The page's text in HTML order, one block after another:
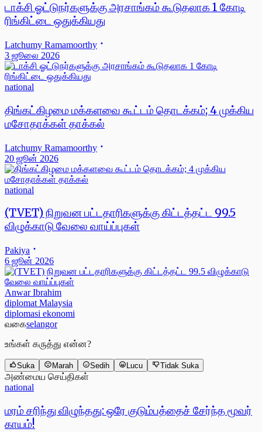
டாக்சி ஓட்டுநர்களுக்கு அரசாங்கம் கூடுதலாக 1 கோடி
ரிங்கிட்டை ஒதுக்கியது
Latchumy Ramamoorthy
3 ஜூலை 2026
national
திங்கட்கிழமை மக்களவை கூட்டம் தொடக்கம்; 4 முக்கிய
மசோதாக்கள் தாக்கல்
Latchumy Ramamoorthy
20 ஜூன் 2026
national
(TVET) நிறுவன பட்டதாரிகளுக்கு கிட்டத்தட்ட 99.5
விழுக்காடு வேலை வாய்ப்புகள்
Pakiya
6 ஜூன் 2026
Anwar Ibrahim
diplomat Malaysia
diplomasi ekonomi
வகைselangor
உங்கள் கருத்து என்ன?
Suka Marah Sedih Lucu Tidak Suka
அண்மைய செய்திகள்
national
மரம் சரிந்து விழுந்தது: ஒரே குடும்பத்தைச் சேர்ந்த மூவர்
காயம்!